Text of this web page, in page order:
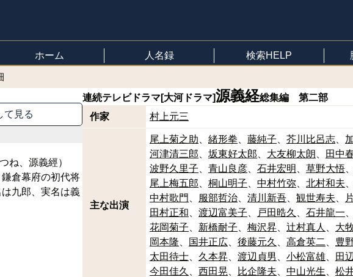
ホーム 人名録 検索HELP
て見る
ね、源義經）
倉幕府の初代将
九郎、実名は義
連続テレビドラマ[大河ドラマ]源義経総集編 第二部
作家
村上元三
主な出演
尾上菊之助 緒形拳 藤純子 芥川比呂志
河津清三郎
坂東好太郎 大友柳太朗 田中
波野久里子
青山良彦 石井宏明 草野大悟
尾上梅五郎
桐山明子 中村竹弥 北村和夫
中村歌門
服部哲治 清川新吾 観世寿夫
田村正和
渡辺富美子 戸田晧久 石井龍一
花岡菊子
新橋耐子 梅沢昇 辻村真人 大
岡本隆
国井正広 後藤元久 高倉英二 豊
太田待士
久本昇 渡辺貞男 小松富雄 田
今田佳久
西田晃 比企隆夫 中山光生 松